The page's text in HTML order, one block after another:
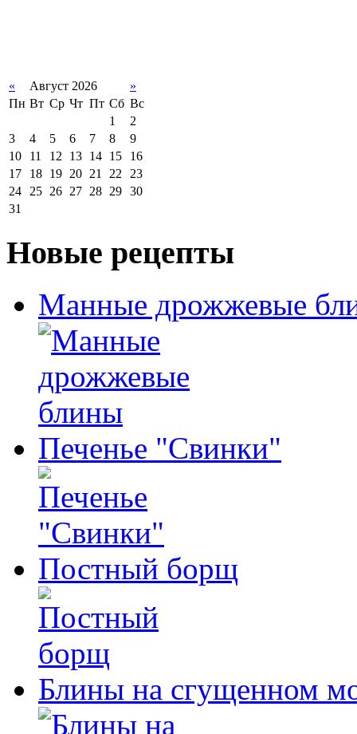
« Август 2026
»
Пн Вт Ср Чт Пт Сб Вс
1
2
3
4 5 6 7 8
9
10
11 12 13 14 15
16
17
18 19 20 21 22 23
24 25 26 27 28 29 30
31
Новые рецепты
Манные дрожжевые
Печенье "Свинки"
Постный борщ
Блины на сгущенном